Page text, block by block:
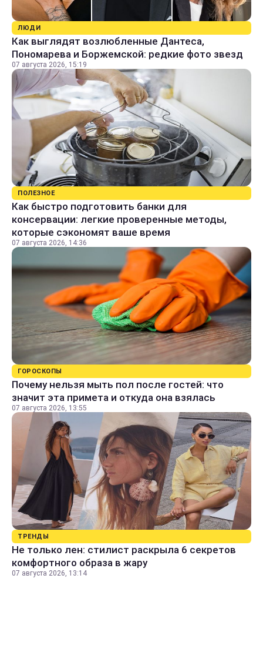
ЛЮДИ
Как выглядят возлюбленные Дантеса,
Пономарева и Боржемской: редкие фото звезд
07 августа 2026, 15:19
ПОЛЕЗНОЕ
Как быстро подготовить банки для
консервации: легкие проверенные методы,
которые сэкономят ваше время
07 августа 2026, 14:36
ГОРОСКОПЫ
Почему нельзя мыть пол после гостей: что
значит эта примета и откуда она взялась
07 августа 2026, 13:55
ТРЕНДЫ
Не только лен: стилист раскрыла 6 секретов
комфортного образа в жару
07 августа 2026, 13:14